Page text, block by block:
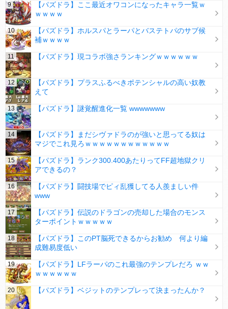
【パズドラ】ここ最近オワコンになったキャラ一覧ｗ
ｗｗｗｗ
【パズドラ】ホルスパとラーパとバステトパのサブ候
補ｗｗｗｗ
【パズドラ】現コラボ強さランキングｗｗｗｗｗｗ
【パズドラ】プラスふるべきポテンシャルの高い奴教
えて
【パズドラ】謎覚醒進化一覧 wwwwwww
【パズドラ】まだシヴァドラのが強いと思ってる奴は
マジでこれ見ろｗｗｗｗｗｗｗｗｗｗｗｗ
【パズドラ】ランク300.400あたりってFF超地獄クリ
アできるの？
【パズドラ】闘技場でピィ乱獲してる人羨ましい件
www
【パズドラ】伝説のドラゴンの売却した場合のモンス
ターポイントｗｗｗｗｗ
【パズドラ】このPT脳死できるからお勧め 何より編
成難易度低い
【パズドラ】LFラーパのこれ最強のテンプレだろ ｗｗ
ｗｗｗｗｗｗ
【パズドラ】ベジットのテンプレって決まったんか？